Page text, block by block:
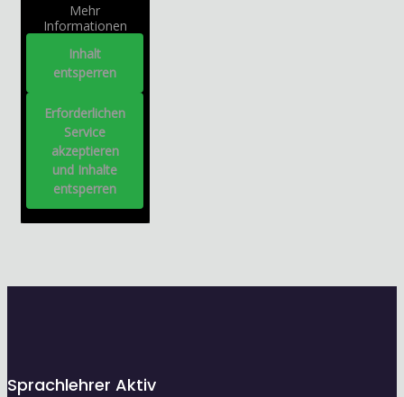
Mehr
Informationen
Inhalt
entsperren
Erforderlichen
Service
akzeptieren
und Inhalte
entsperren
Sprachlehrer Aktiv